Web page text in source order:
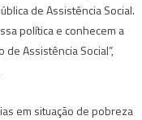
de Assistência Social.
política e conhecem a
Assistência Social”,
em situação de pobreza